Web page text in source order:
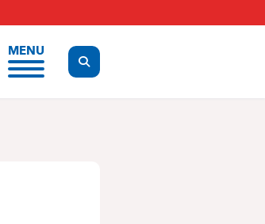
MENU
Display the search form